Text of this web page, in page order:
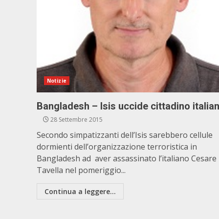
Notizie
Bangladesh – Isis uccide cittadino
28 Settembre 2015
Secondo simpatizzanti dell’Isis sarebbero cellule
dormienti dell’organizzazione terroristica in
Bangladesh ad aver assassinato l’italiano Cesare
Tavella nel pomeriggio...
Continua a leggere...